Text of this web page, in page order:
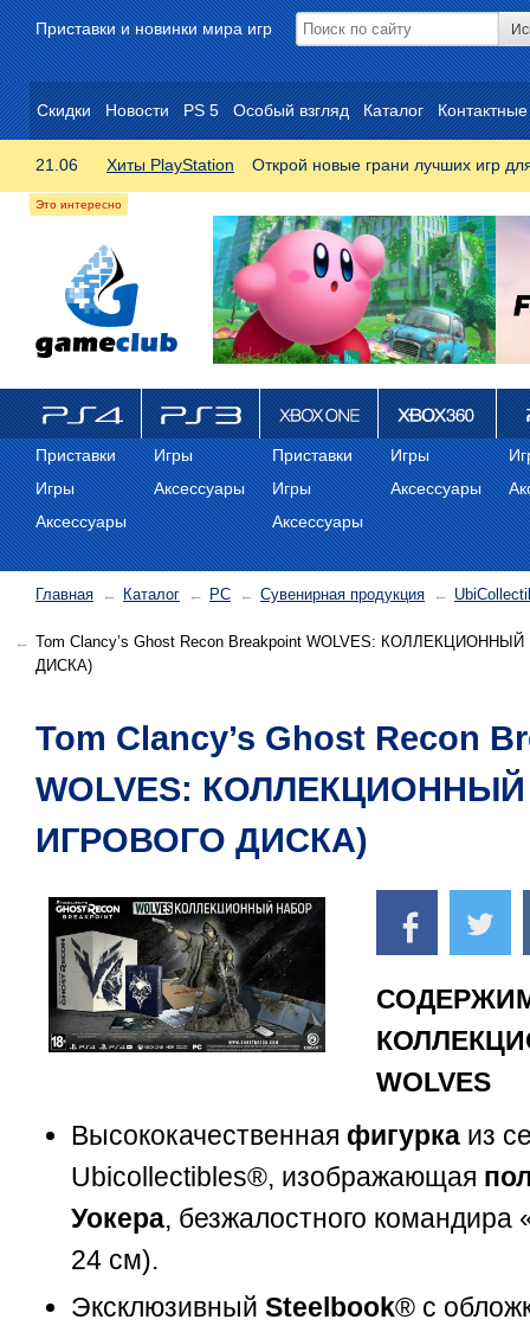
Приставки и новинки мира игр
Скидки Новости PS 5 Особый взгляд Каталог
21.06 Хиты PlayStation Открой новые грани лучших игр
ps4
Приставки
Игры
Аксессуары
PS3
Игры
Аксессуары
Xbox One
Приставки
Игры
Аксессуары
Xbox 360
Игры
Аксессуары
Главная Каталог PC Сувенирная продукция
Tom Clancy’s Ghost Recon Breakpoint WOLVES:
ДИСКА)
Tom Clancy’s Ghost Recon
WOLVES:
ИГРОВОГО ДИСКА)
WOLVES
Высококачественная фигурка из
Ubicollectibles®, изображающая
Уокера, безжалостного командира
24 см).
Эксклюзивный Steelbook® с